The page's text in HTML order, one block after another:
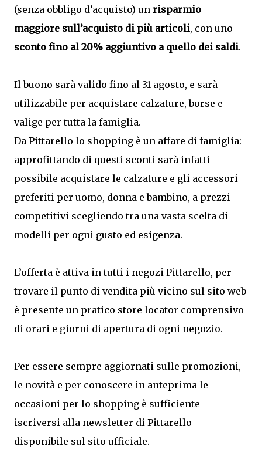
(senza obbligo d’acquisto) un risparmio
maggiore sull’acquisto di più articoli, con uno
sconto fino al 20% aggiuntivo a quello dei saldi.
Il buono sarà valido fino al 31 agosto, e sarà
utilizzabile per acquistare calzature, borse e
valige per tutta la famiglia.
Da Pittarello lo shopping è un affare di famiglia:
approfittando di questi sconti sarà infatti
possibile acquistare le calzature e gli accessori
preferiti per uomo, donna e bambino, a prezzi
competitivi scegliendo tra una vasta scelta di
modelli per ogni gusto ed esigenza.
L’offerta è attiva in tutti i negozi Pittarello, per
trovare il punto di vendita più vicino sul sito web
è presente un pratico store locator comprensivo
di orari e giorni di apertura di ogni negozio.
Per essere sempre aggiornati sulle promozioni,
le novità e per conoscere in anteprima le
occasioni per lo shopping è sufficiente
iscriversi alla newsletter di Pittarello
disponibile sul sito ufficiale.